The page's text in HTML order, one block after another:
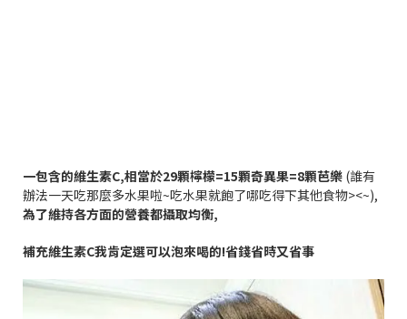
一包含的維生素C,相當於29顆檸檬=15顆奇異果=8顆芭樂 (誰有
辦法一天吃那麼多水果啦~吃水果就飽了哪吃得下其他食物><~),
為了維持各方面的營養都攝取均衡,
補充維生素C我肯定選可以泡來喝的!省錢省時又省事